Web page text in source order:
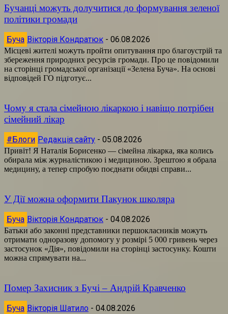
Бучанці можуть долучитися до формування зеленої
політики громади
Буча Вікторія Кондратюк - 06.08.2026
Місцеві жителі можуть пройти опитування про благоустрій та
збереження природних ресурсів громади. Про це повідомили
на сторінці громадської організації «Зелена Буча». На основі
відповідей ГО підготує...
Чому я стала сімейною лікаркою і навіщо потрібен
сімейний лікар
#Блоги Редакція сайту - 05.08.2026
Привіт! Я Наталія Борисенко — сімейна лікарка, яка колись
обирала між журналістикою і медициною. Зрештою я обрала
медицину, а тепер спробую поєднати обидві справи...
У Дії можна оформити Пакунок школяра
Буча Вікторія Кондратюк - 04.08.2026
Батьки або законні представники першокласників можуть
отримати одноразову допомогу у розмірі 5 000 гривень через
застосунок «Дія», повідомили на сторінці застосунку. Кошти
можна спрямувати на...
Помер Захисник з Бучі – Андрій Кравченко
Буча Вікторія Шатило - 04.08.2026